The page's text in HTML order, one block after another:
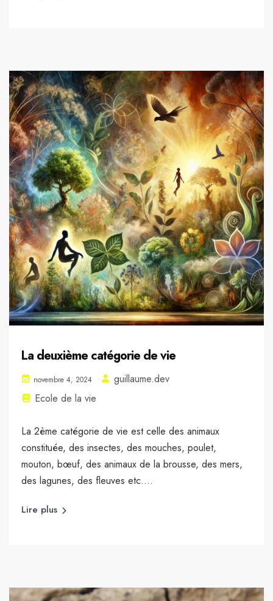
La deuxième catégorie de vie
novembre 4, 2024
guillaume.dev
Ecole de la vie
La 2ème catégorie de vie est celle des animaux
constituée, des insectes, des mouches, poulet,
mouton, bœuf, des animaux de la brousse, des mers,
des lagunes, des fleuves etc....
Lire plus